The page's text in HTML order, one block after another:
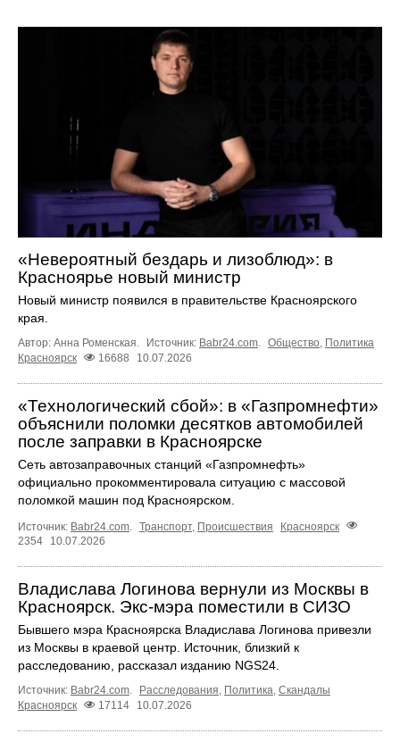
«Невероятный бездарь и лизоблюд»: в
Красноярье новый министр
Новый министр появился в правительстве Красноярского
края.
Автор: Анна Роменская. Источник: Babr24.com. Общество, Политика
Красноярск
16688 10.07.2026
«Технологический сбой»: в «Газпромнефти»
объяснили поломки десятков автомобилей
после заправки в Красноярске
Сеть автозаправочных станций «Газпромнефть»
официально прокомментировала ситуацию с массовой
поломкой машин под Красноярском.
Источник: Babr24.com Транспорт, Происшествия
Красноярск
2354
10.07.2026
Владислава Логинова вернули из Москвы в
Красноярск. Экс-мэра поместили в СИЗО
Бывшего мэра Красноярска Владислава Логинова привезли
из Москвы в краевой центр. Источник, близкий к
расследованию, рассказал изданию NGS24.
Источник: Babr24.com Расследования Политика Скандалы
Красноярск
17114 10.07.2026